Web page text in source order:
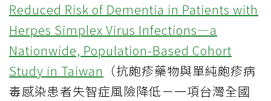
Reduced Risk of Dementia in Patients with
Herpes Simplex Virus Infections—a
Nationwide, Population-Based Cohort
Study in Taiwan （抗皰疹藥物與單純皰疹病
毒感染患者失智症風險降低－一項台灣全國